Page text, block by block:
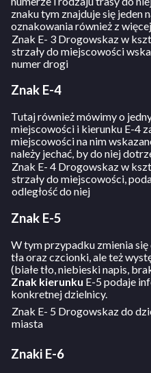
znaku tym znajduje się jeden
oznakowania również z
Znak E- 3 Drogowskaz w
strzały do miejscowości
numer drogi
Znak E-4
Tutaj również mówimy o
miejscowości i kierunku E-4
miejscowości na nim
należy jechać, by do niej
Znak E- 4 Drogowskaz w
strzały do miejscowości,
odległość do niej
Znak E-5
W tym przypadku zmienia
tła oraz czcionki, ale też
(białe tło, niebieski napis,
Znak kierunku E-5 podaje
konkretnej dzielnicy.
Znak E- 5 Drogowskaz do
miasta
Znaki E-6